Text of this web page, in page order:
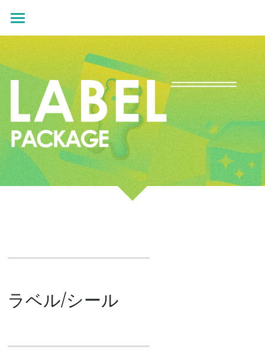
ホーム
お問い合わせ
オンデマンド特設ページ
ラベル/シール
すべてのカテゴリー